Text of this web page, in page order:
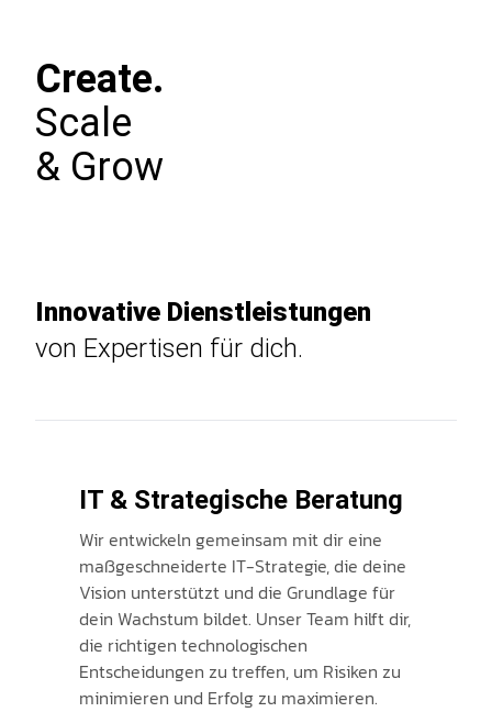
Create.
Scale
& Grow
Innovative Dienstleistungen
von Expertisen für dich.
IT & Strategische Beratung
Wir entwickeln gemeinsam mit dir eine
maßgeschneiderte IT-Strategie, die deine
Vision unterstützt und die Grundlage für
dein Wachstum bildet. Unser Team hilft dir,
die richtigen technologischen
Entscheidungen zu treffen, um Risiken zu
minimieren und Erfolg zu maximieren.